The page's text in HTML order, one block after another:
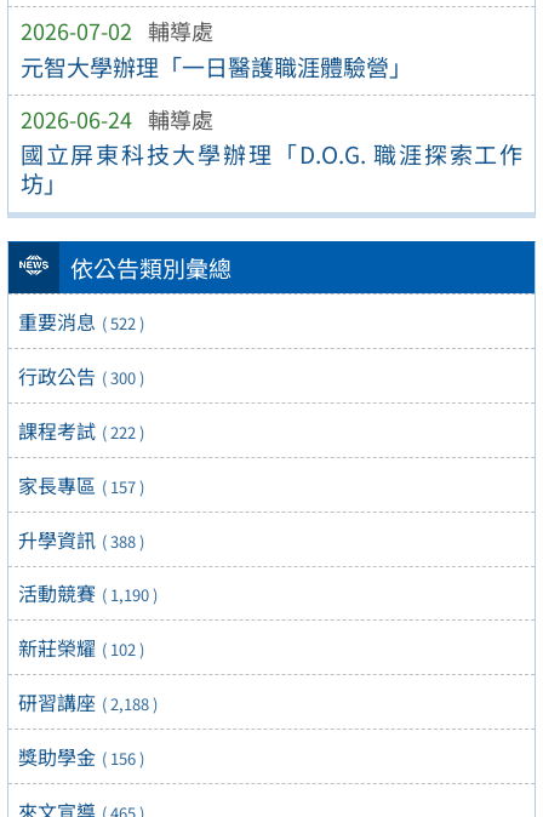
2026-07-02 輔導處
元智大學辦理「一日醫護職涯體驗營」
2026-06-24 輔導處
國立屏東科技大學辦理「D.O.G. 職涯探索工作
坊」
依公告類別彙總
重要消息 ( 522 )
行政公告 ( 300 )
課程考試 ( 222 )
家長專區 ( 157 )
升學資訊 ( 388 )
活動競賽 ( 1,190 )
新莊榮耀 ( 102 )
研習講座 ( 2,188 )
獎助學金 ( 156 )